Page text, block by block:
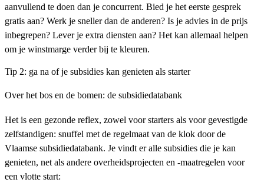
aanvullend te doen dan je concurrent. Bied je het eerste gesprek
gratis aan? Werk je sneller dan de anderen? Is je advies in de prijs
inbegrepen? Lever je extra diensten aan? Het kan allemaal helpen
om je winstmarge verder bij te kleuren.
Tip 2: ga na of je subsidies kan genieten als starter
Over het bos en de bomen: de subsidiedatabank
Het is een gezonde reflex, zowel voor starters als voor gevestigde
zelfstandigen: snuffel met de regelmaat van de klok door de
Vlaamse subsidiedatabank. Je vindt er alle subsidies die je kan
genieten, net als andere overheidsprojecten en -maatregelen voor
een vlotte start: